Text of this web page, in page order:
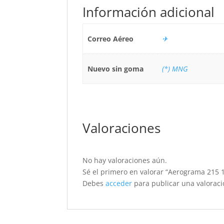
Información adicional
Correo Aéreo ✈
Nuevo sin goma (*) MNG
Valoraciones
No hay valoraciones aún.
Sé el primero en valorar “Aerograma 215
Debesacceder para publicar una